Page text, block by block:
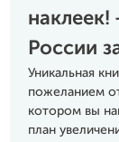
наклеек!
России
Уникальная
пожеланием
котором вы
план